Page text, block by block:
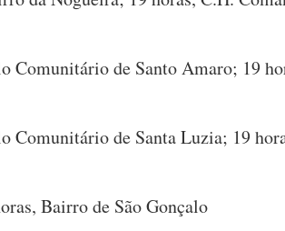
Comunitário de Santo Amaro; 19
Comunitário de Santa Luzia; 19
Bairro de São Gonçalo